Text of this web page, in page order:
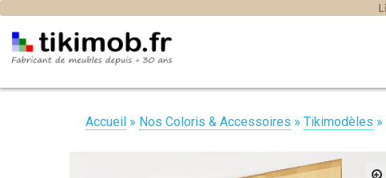
Accueil » Nos Coloris & Accessoires » Tikimodèles »